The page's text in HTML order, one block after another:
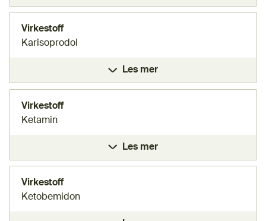
Virkestoff
Karisoprodol
Les mer
Virkestoff
Ketamin
Les mer
Virkestoff
Ketobemidon